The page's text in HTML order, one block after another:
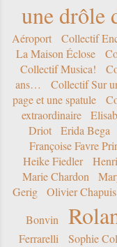
une drôle
Aéroport
Collectif
La Maison Éclose
Collectif Musica!
ans…
Collectif Sur
page et une spatule
extraordinaire
Driot
Erida Bega
Françoise Favre
Heike Fiedler
Marie Chardon
Gerig
Olivier Chapuis
Bonvin
Ferrarelli
Sophie